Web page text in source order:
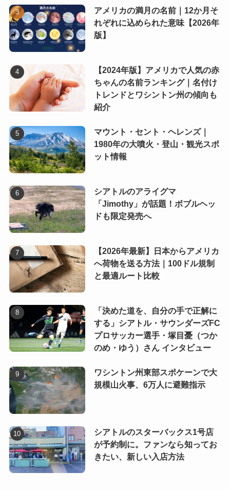
アメリカの満月の名前｜12か月そ
れぞれに込められた意味【2026年
版】
【2024年版】アメリカで人気の赤
ちゃんの名前ランキング｜名付け
トレンドとワシントン州の傾向も
紹介
マウント・セント・ヘレンズ｜
1980年の大噴火・登山・観光スポ
ット情報
シアトルのアライグマ
「Jimothy」が話題！ボブルヘッ
ドも限定発売へ
【2026年最新】日本からアメリカ
へ荷物を送る方法｜100ドル規制
と最適ルート比較
「決めた道を、自分の手で正解に
する」シアトル・サウンダーズFC
プロサッカー選手・塚目憂（つか
のめ・ゆう）さん インタビュー
ワシントン州東部スポケーンで大
規模山火事、6万人に避難指示
シアトルのスターバックス1号店
が予約制に。ファンなら知ってお
きたい、新しい入店方法